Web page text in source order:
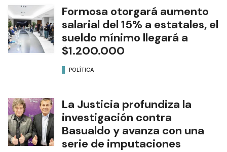
Formosa otorgará aumento
salarial del 15% a estatales, el
sueldo mínimo llegará a
$1.200.000
POLÍTICA
La Justicia profundiza la
investigación contra
Basualdo y avanza con una
serie de imputaciones